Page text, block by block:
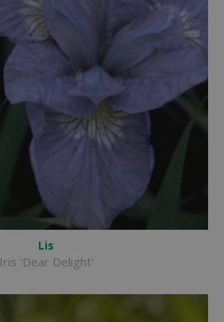
Lis
Iris 'Dear Delight'